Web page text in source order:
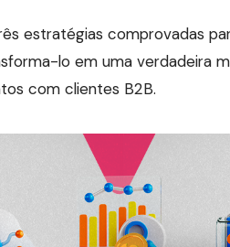
estratégias comprovadas
lo em uma verdadeira
com clientes B2B.